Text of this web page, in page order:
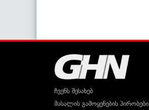
ჩვენს შესახებ
მასალის გამოყენების პირობები